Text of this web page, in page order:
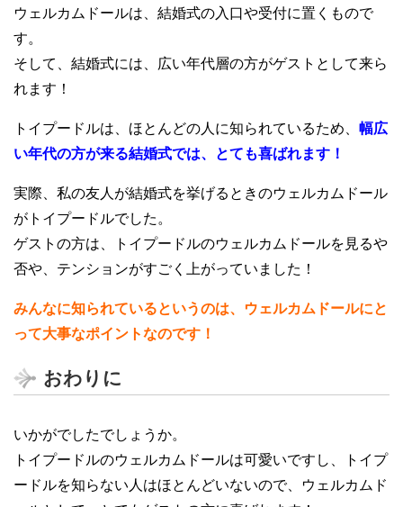
ウェルカムドールは、結婚式の入口や受付に置くもので
す。
そして、結婚式には、広い年代層の方がゲストとして来ら
れます！
トイプードルは、ほとんどの人に知られているため、 幅広
い年代の方が来る結婚式では、とても喜ばれます！
実際、私の友人が結婚式を挙げるときのウェルカムドール
がトイプードルでした。
ゲストの方は、トイプードルのウェルカムドールを見るや
否や、テンションがすごく上がっていました！
みんなに知られているというのは、ウェルカムドールにと
って大事なポイントなのです！
おわりに
いかがでしたでしょうか。
トイプードルのウェルカムドールは可愛いですし、トイプ
ードルを知らない人はほとんどいないので、ウェルカムド